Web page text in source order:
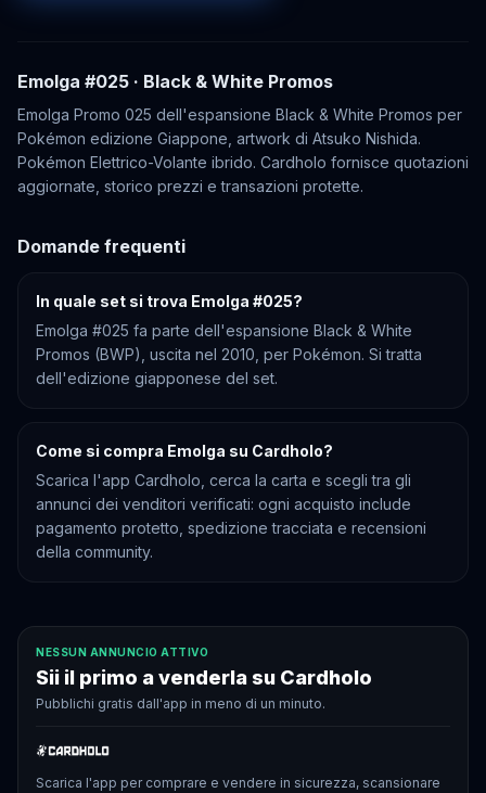
Emolga #025 · Black & White Promos
Emolga Promo 025 dell'espansione Black & White Promos per
Pokémon edizione Giappone, artwork di Atsuko Nishida.
Pokémon Elettrico-Volante ibrido. Cardholo fornisce quotazioni
aggiornate, storico prezzi e transazioni protette.
Domande frequenti
In quale set si trova Emolga #025?
Emolga #025 fa parte dell'espansione Black & White
Promos (BWP), uscita nel 2010, per Pokémon. Si tratta
dell'edizione giapponese del set.
Come si compra Emolga su Cardholo?
Scarica l'app Cardholo, cerca la carta e scegli tra gli
annunci dei venditori verificati: ogni acquisto include
pagamento protetto, spedizione tracciata e recensioni
della community.
NESSUN ANNUNCIO ATTIVO
Sii il primo a venderla su Cardholo
Pubblichi gratis dall'app in meno di un minuto.
Scarica l'app per comprare e vendere in sicurezza, scansionare